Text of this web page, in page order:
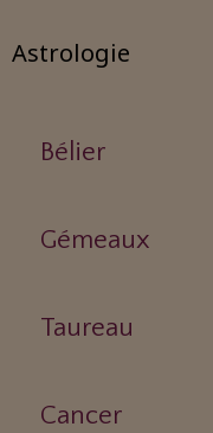
Astrologie
Bélier
Gémeaux
Taureau
Cancer